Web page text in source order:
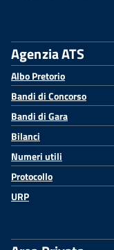
Agenzia ATS
Albo Pretorio
Bandi di Concorso
Bandi di Gara
Bilanci
Numeri utili
Protocollo
URP